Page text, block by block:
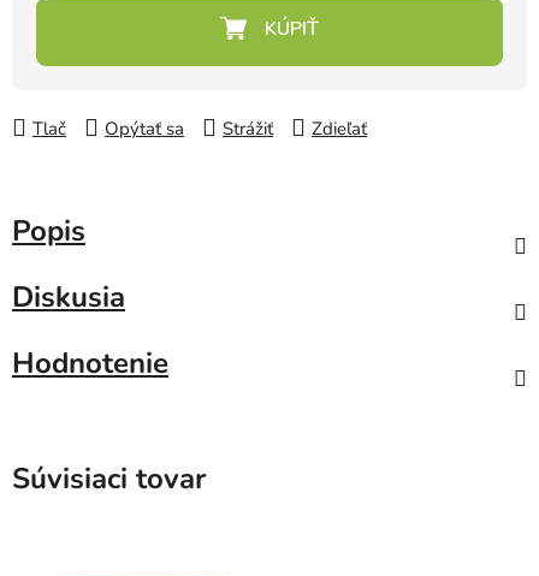
Tlač Opýtať sa Strážiť Zdieľať
Popis
Diskusia
Hodnotenie
Súvisiaci tovar